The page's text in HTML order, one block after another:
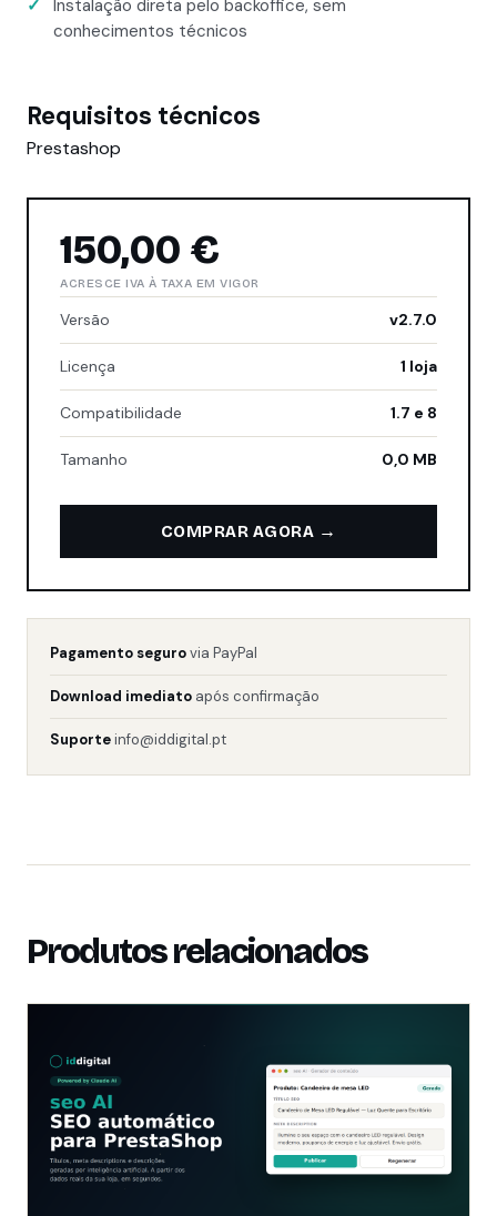
Instalação direta pelo backoffice, sem
conhecimentos técnicos
Requisitos técnicos
Prestashop
150,00 €
ACRESCE IVA À TAXA EM VIGOR
Versão v2.7.0
Licença 1 loja
Compatibilidade 1.7 e 8
Tamanho 0,0 MB
COMPRAR AGORA →
Pagamento segurovia PayPal
Download imediato após confirmação
Suporteinfo@iddigital.pt
Produtos relacionados